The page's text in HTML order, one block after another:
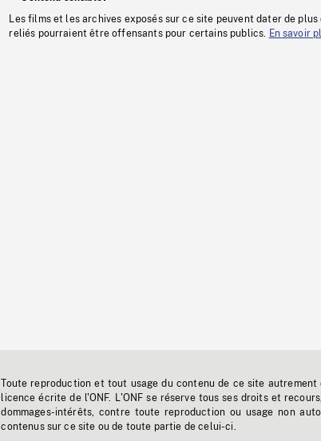
Les films et les archives exposés sur ce site peuvent dater de plus
reliés pourraient être offensants pour certains publics. En savoir
Toute reproduction et tout usage du contenu de ce site
licence écrite de l'ONF. L'ONF se réserve tous ses droits et
dommages-intérêts, contre toute reproduction ou usage non
contenus sur ce site ou de toute partie de celui-ci.